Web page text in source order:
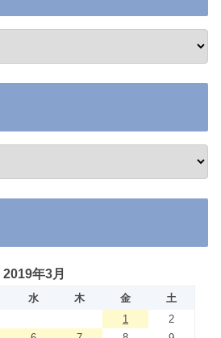
2019年3月
水 木 金
土
1
2